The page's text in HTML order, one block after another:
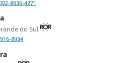
8036-4271
do Sul
8934